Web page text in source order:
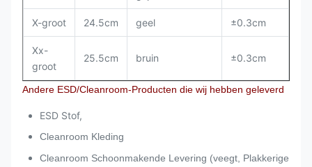
X-groot 24.5cm geel ±0.3cm
Xx-
groot
25.5cm bruin ±0.3cm
Andere ESD/Cleanroom-Producten die wij hebben geleverd
ESD Stof,
Cleanroom Kleding
Cleanroom Schoonmakende Levering (veegt, Plakkerige